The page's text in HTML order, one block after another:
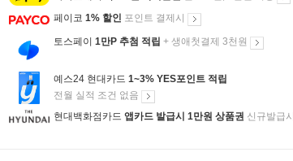
페이코 1% 할인 포인트 결제시
토스페이 1만P 추첨 적립 + 생애첫결제 3천원
예스24 현대카드 1~3% YES포인트 적립
전월 실적 조건 없음
현대백화점카드 앱카드 발급시 1만원 상품권 신규발급시